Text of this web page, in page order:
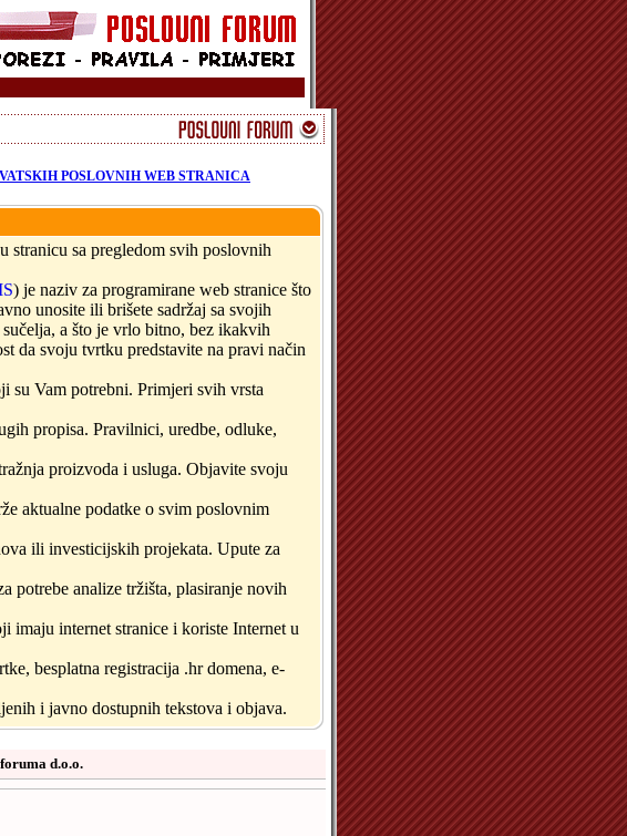
POSLOVNIH WEB STRANICA
stranicu sa pregledom svih poslovnih
) je naziv za programirane web stranice što
unosite ili brišete sadržaj sa svojih
a što je vrlo bitno, bez ikakvih
da svoju tvrtku predstavite na pravi način
su Vam potrebni. Primjeri svih vrsta
propisa. Pravilnici, uredbe, odluke,
proizvoda i usluga. Objavite svoju
aktualne podatke o svim poslovnim
ili investicijskih projekata. Upute za
potrebe analize tržišta, plasiranje novih
imaju internet stranice i koriste Internet u
besplatna registracija .hr domena, e-
i javno dostupnih tekstova i objava.
d.o.o.